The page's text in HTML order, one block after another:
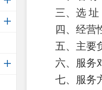
三、选 址
四、经营
五、主要
六、服务
七、服务